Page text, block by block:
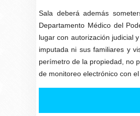
Sala deberá además
Departamento Médico del
lugar con autorización judicial
imputada ni sus familiares y
perímetro de la propiedad, no
de monitoreo electrónico con el